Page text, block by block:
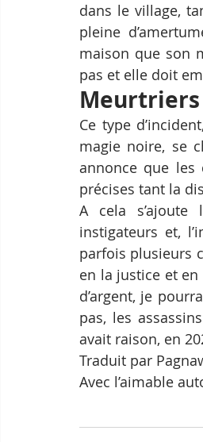
dans le village,
pleine
maison que son
pas et elle doit
Ce type
magie noire, se
annonce que
précises tant la
A cela s’ajoute
instigateurs et,
parfois plusieurs
en la justice et
d’argent, je
pas, les
avait raison, en
Traduit par
Avec l’aimable